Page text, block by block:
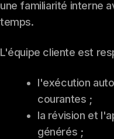
une familiarité interne
temps.
L'équipe cliente est
l'exécution
courantes ;
la révision et
générés ;